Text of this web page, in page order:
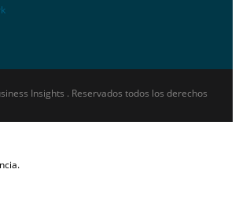
Insights . Reservados todos los derechos